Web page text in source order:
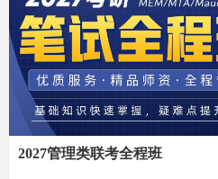
2027管理类联考全程班